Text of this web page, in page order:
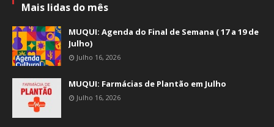
Mais lidas do mês
MUQUI: Agenda do Final de Semana ( 17 a 19 de
Julho)
Julho 16, 2026
MUQUI: Farmácias de Plantão em Julho
Julho 16, 2026